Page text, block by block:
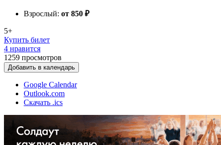
Взрослый: от 850 ₽
5+
Купить билет
4 нравится
1259 просмотров
Добавить в календарь
Google Calendar
Outlook.com
Скачать .ics